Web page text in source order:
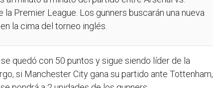
la Premier League. Los gunners buscarán una nueva
la cima del torneo inglés.
quedó con 50 puntos y sigue siendo líder de la
si Manchester City gana su partido ante Tottenham,